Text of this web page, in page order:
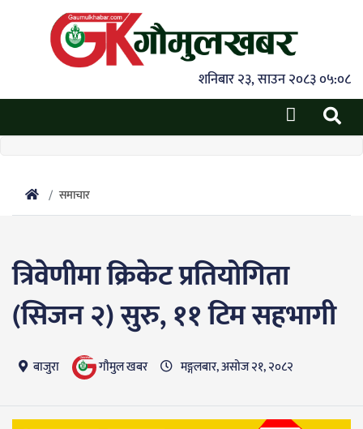
शनिबार २३, साउन २०८३ ०५:०८
समाचार
त्रिवेणीमा क्रिकेट प्रतियोगिता
(सिजन २) सुरु, ११ टिम सहभागी
बाजुरा गाैमुल खबर मङ्गलबार, असोज २१, २०८२